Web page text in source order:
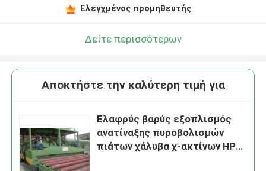
Ελεγχμένος προμηθευτής
Δείτε περισσότερων
Αποκτήστε την καλύτερη τιμή για
Ελαφρύς βαρύς εξοπλισμός
ανατίναξης πυροβολισμών
πιάτων χάλυβα χ-ακτίνων HPG